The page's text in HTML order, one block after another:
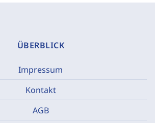
ÜBERBLICK
Impressum
Kontakt
AGB